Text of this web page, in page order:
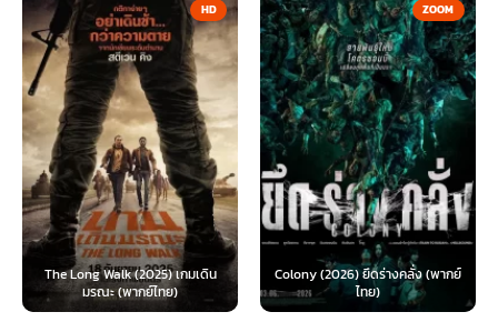
HD
The Long Walk (2025) เกมเดิน
มรณะ (พากย์ไทย)
ZOOM
Colony (2026) ยึดร่างคลั่ง (พากย์
ไทย)